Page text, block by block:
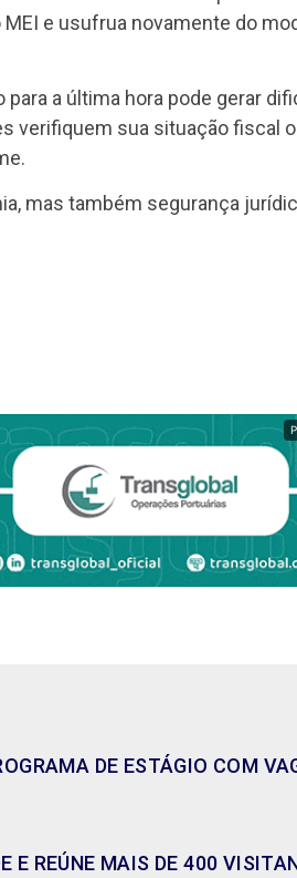
e usufrua novamente do
a última hora pode gerar
verifiquem sua situação fiscal
mas também segurança
DE ESTÁGIO COM
E REÚNE MAIS DE 400